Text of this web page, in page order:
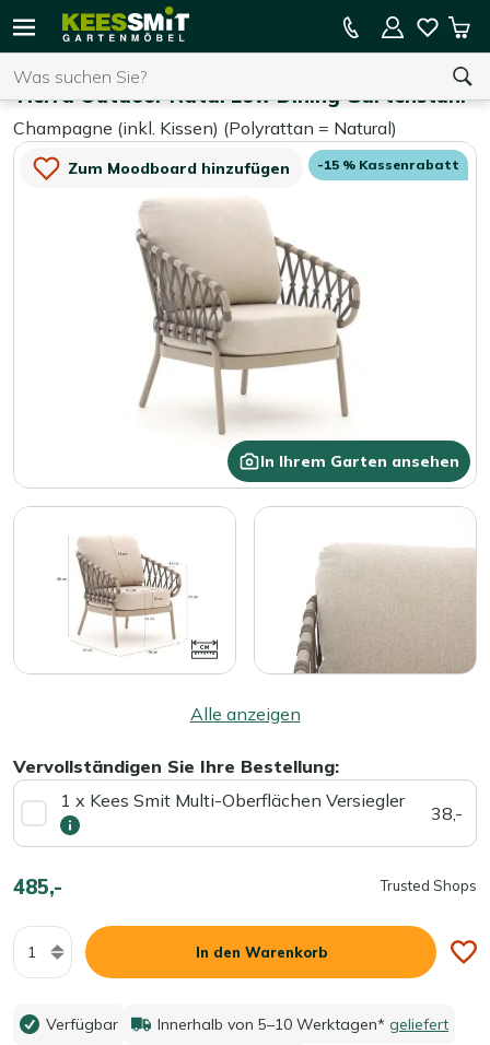
Sie haben keine Artikel in Ihrem Warenkorb.
15 % Kassenrabatt auf die gesamte Kollektion
Tierra Outdoor Natal Low Dining Gartenstuhl
Champagne (inkl. Kissen) (Polyrattan = Natural)
Zum Moodboard hinzufügen
In Ihrem Garten ansehen
-15 % Kassenrabatt
Alle anzeigen
Vervollständigen Sie Ihre Bestellung:
1 x Kees Smit Multi-Oberflächen Versiegler
38,-
485,- Trusted Shops
Menge
In den Warenkorb
Verfügbar Innerhalb von 5–10 Werktagen* geliefert